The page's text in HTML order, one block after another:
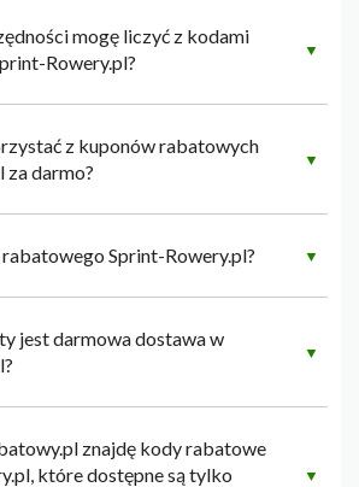
mogę liczyć z kodami
Rowery.pl?
▼
z kuponów rabatowych
za darmo?
▼
rabatowego Sprint-Rowery.pl? ▼
jest darmowa dostawa w
▼
znajdę kody rabatowe
które dostępne są tylko
▼